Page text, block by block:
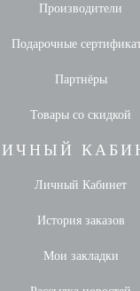
Производители
Подарочные
Партнёры
Товары со скидкой
Личный Кабинет
История заказов
Мои закладки